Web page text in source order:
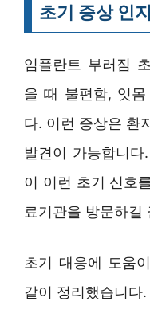
초기 증상 인
임플란트 부러짐
을 때 불편함, 잇
다. 이런 증상은 환
발견이 가능합니
이 이런 초기 신호
료기관을 방문하길
초기 대응에 도움
같이 정리했습니다.